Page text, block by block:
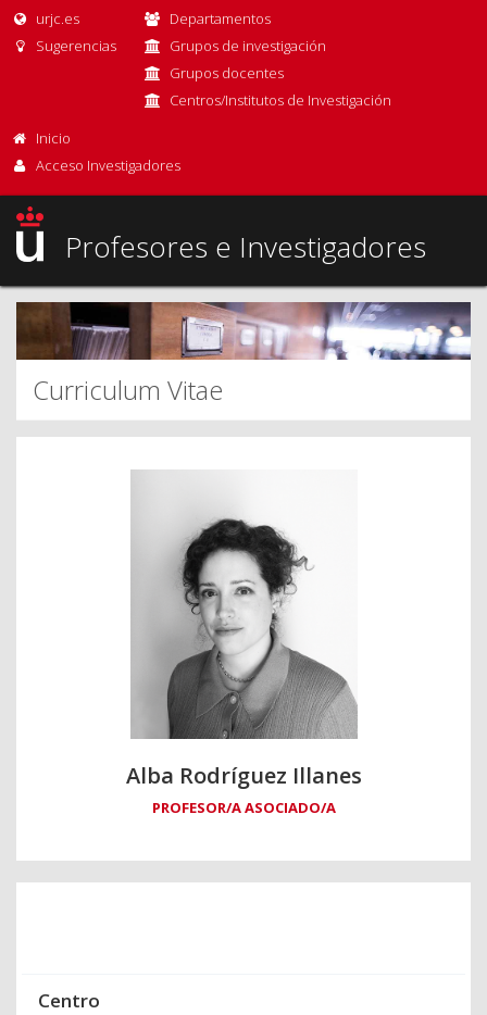
urjc.es
Sugerencias
Departamentos
Grupos de investigación
Grupos docentes
Centros/Institutos de Investigación
Inicio
Acceso Investigadores
Profesores e Investigadores
Curriculum Vitae
Alba Rodríguez Illanes
PROFESOR/A ASOCIADO/A
Centro